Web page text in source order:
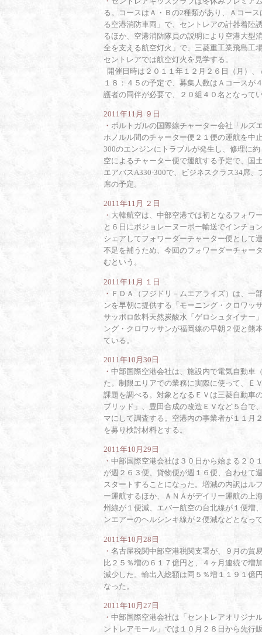
る。コースはＡ・Ｂの2種類があり、Ａコー
る空港消防車両」で、セントレアの計器着陸
るほか、空港消防隊員の説明により空港大型
全を支える航空灯火」で、三菱重工業飛島工
セントレアでは航空灯火を見学する。
開催日時は２０１１年１２月２６日（月）
１８：４５の予定で、募集人数はＡコースが
護者の同伴が必要で、２０組４０名となって
2011年11月 ９日
・ ポルトガルの国際線チャーター会社「ルズ
ホノルル間のチャーター便２１便の運航を中
300のエンジンにトラブルが発生し、修理に
空によるチャーター便で運航する予定で、国
エアバスA330-300で、ビジネスクラス34席
席の予定。
2011年11月 ２日
・ 大韓航空は、中部空港では初となるフォワ
と６日にボジョレーヌーボー輸送でインチョ
シェアしてフォワーダーチャーター便として
不足を補うため、今回のフォワーダーチャー
むという。
2011年11月 １日
・ ＦＤＡ（フジドリ－ムエアライズ）は、一
ンを早朝に提供する「モーニング・クロワッ
サッポロ飲料天然炭酸水「ゲロシュタイナー
ング・クロワッサンが福岡線の早朝２便と熊
ている。
2011年10月30日
・ 中部国際空港会社は、施設内で電気自動車
た。制限エリアでの業務に実際に使って、Ｅ
課題を調べる。対象となるＥＶは三菱自動車
ブリッド」、豊田合成の改造ＥＶなど５台で
マにして調査する。空港内の事業者が１１月
を募り検討材料とする。
2011年10月29日
・ 中部国際空港会社は３０日から始まる２０
が週２６３便、貨物便が週１６便、合わせて
スタートすることになった。増減の内訳はル
ー運航するほか、ＡＮＡがデイリー運航の上
州線が１便減、エバー航空の台北線が１便増
ンエアーのヘルシンキ線が２便減などとなっ
2011年10月28日
・ 名古屋税関中部空港税関支署が、９月の貿
比２５％増の６１７億円と、４ヶ月連続で増
減少した。輸出入総額は同５％増１１９１億
なった。
2011年10月27日
・ 中部国際空港会社は「セントレアオリジナ
ントレアモール」では１０月２８日から先行